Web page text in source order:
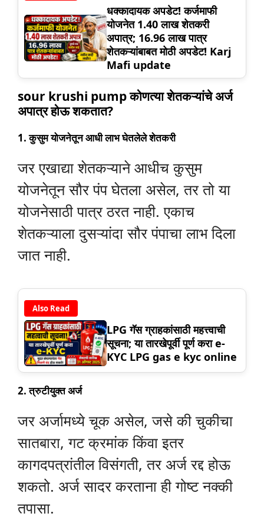
धक्कादायक अपडेट! कर्जमाफी
योजनेत 1.40 लाख शेतकरी
अपात्र; 16.96 लाख पात्र
शेतकऱ्यांबाबत मोठी अपडेट! Karj
Mafi update
sour krushi pump कोणत्या शेतकऱ्यांचे अर्ज
अपात्र होऊ शकतात?
1.कुसुम योजनेतून आधी लाभ घेतलेले शेतकरी
जर एखाद्या शेतकऱ्याने आधीच कुसुम
योजनेतून सौर पंप घेतला असेल, तर तो या
योजनेसाठी पात्र ठरत नाही. एकाच
शेतकऱ्याला दुसऱ्यांदा सौर पंपाचा लाभ दिला
जात नाही.
Also Read
LPG गॅस ग्राहकांसाठी महत्त्वाची
सूचना; या तारखेपूर्वी पूर्ण करा e-
KYC LPG gas e kyc online
2.त्रुटीयुक्त अर्ज
जर अर्जामध्ये चूक असेल, जसे की चुकीचा
सातबारा, गट क्रमांक किंवा इतर
कागदपत्रांतील विसंगती, तर अर्ज रद्द होऊ
शकतो. अर्ज सादर करताना ही गोष्ट नक्की
तपासा.